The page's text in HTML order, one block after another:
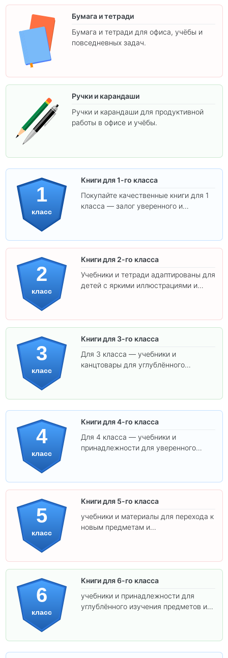
Бумага и тетради
Бумага и тетради для офиса, учёбы и
повседневных задач.
Ручки и карандаши
Ручки и карандаши для продуктивной
работы в офисе и учёбы.
1
класс
Книги для 1-го класса
Покупайте качественные книги для 1
класса — залог уверенного и
2
класс
Книги для 2-го класса
Учебники и тетради адаптированы для
детей с яркими иллюстрациями и
3
класс
Книги для 3-го класса
Для 3 класса — учебники и
канцтовары для углублённого
4
класс
Книги для 4-го класса
Для 4 класса — учебники и
принадлежности для уверенного
5
класс
Книги для 5-го класса
учебники и материалы для перехода к
новым предметам и
6
класс
Книги для 6-го класса
учебники и принадлежности для
углублённого изучения предметов и